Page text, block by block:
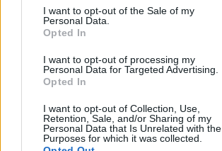
consent section.
I want to opt-out of the Sale of my
Personal Data.
Opted In
I want to opt-out of processing my
Personal Data for Targeted Advertising.
Opted In
I want to opt-out of Collection, Use,
Retention, Sale, and/or Sharing of my
Personal Data that Is Unrelated with the
Purposes for which it was collected.
FINANZAS